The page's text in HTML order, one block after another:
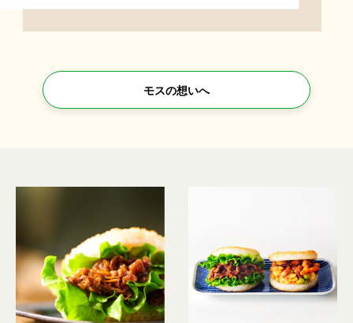
モスの想いへ